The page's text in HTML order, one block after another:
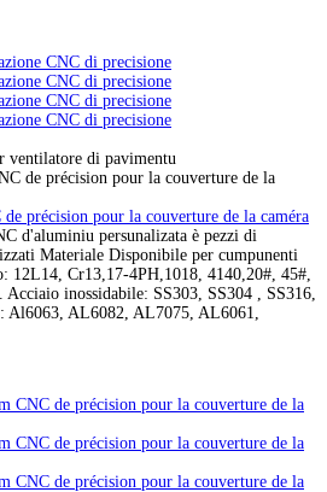
CNC di precisione
CNC di precisione
CNC di precisione
CNC di precisione
précision pour la couverture de la caméra
d'aluminiu persunalizata è pezzi di
Materiale Disponibile per cumpunenti
12L14, Cr13,17-4PH,1018, 4140,20#, 45#,
Acciaio inossidabile: SS303, SS304 , SS316,
Al6063, AL6082, AL7075, AL6061,
CNC de précision pour la couverture de la
CNC de précision pour la couverture de la
CNC de précision pour la couverture de la